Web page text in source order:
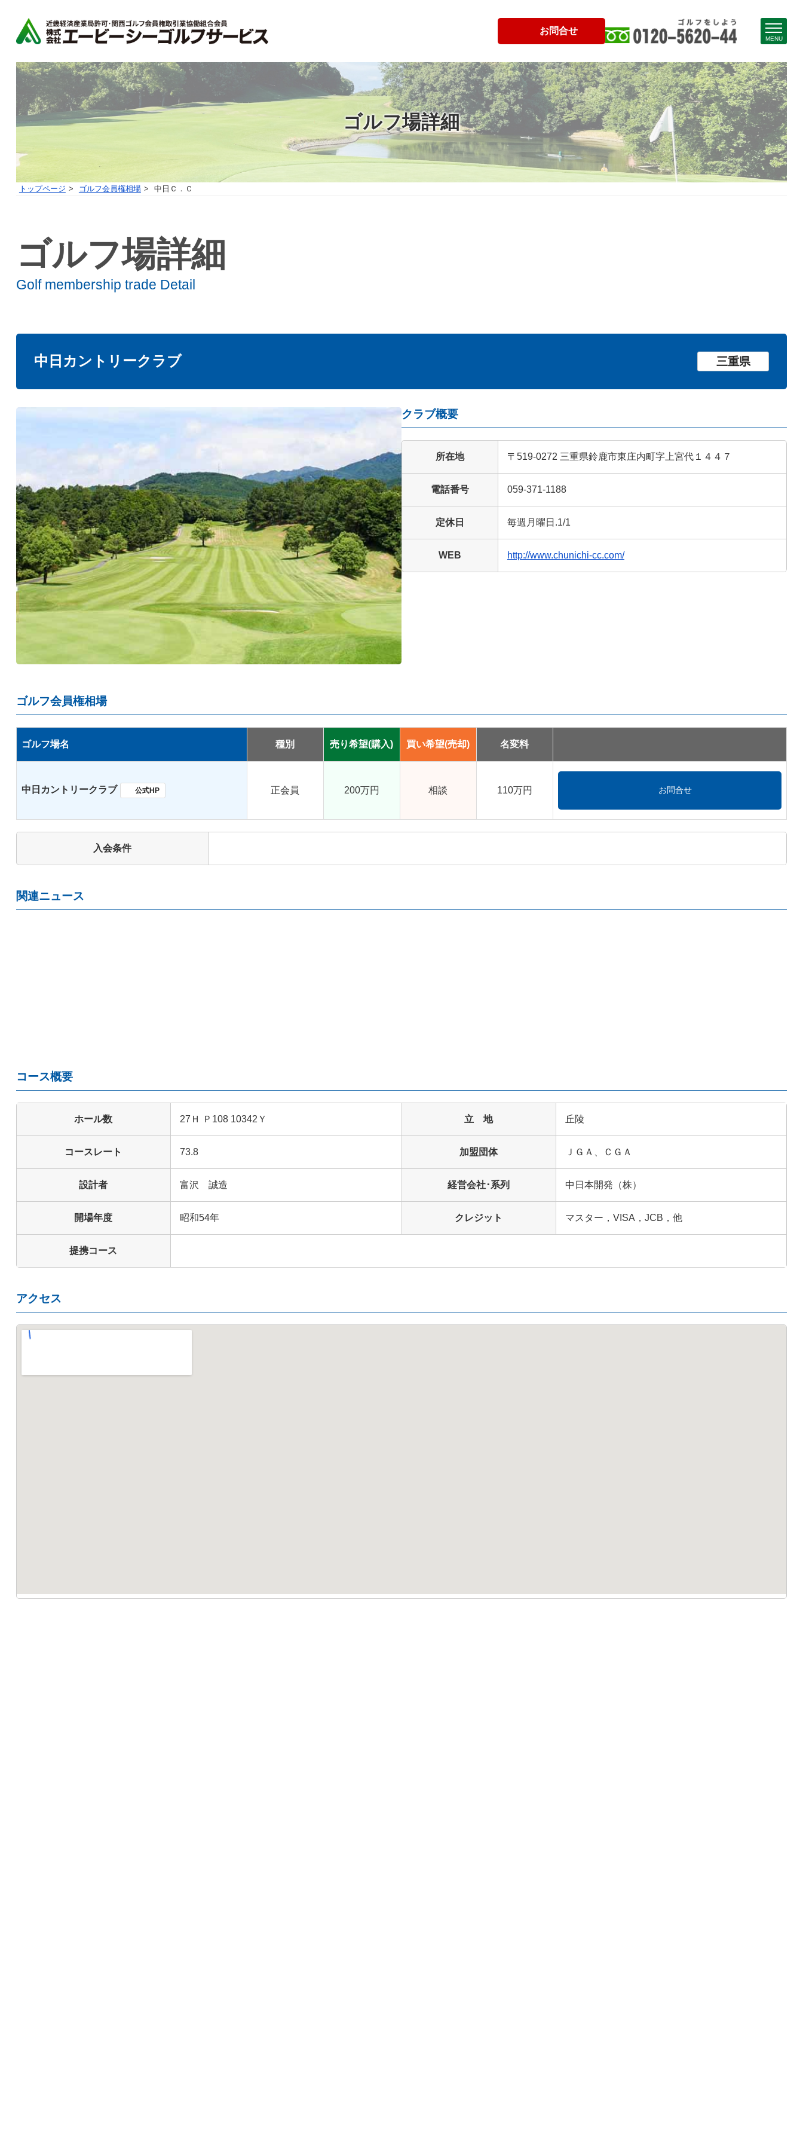
お問合せ
MENU
ゴルフ場詳細
トップページ ゴルフ会員権相場 中日Ｃ．Ｃ
ゴルフ場詳細
Golf membership trade Detail
中日カントリークラブ 三重県
クラブ概要
所在地 〒519-0272 三重県鈴鹿市東庄内町字上宮代１４４７
電話番号 059-371-1188
定休日 毎週月曜日.1/1
WEB http://www.chunichi-cc.com/
ゴルフ会員権相場
ゴルフ場名 種別 売り希望(購入) 買い希望(売却) 名変料
中日カントリークラブ 公式HP 正会員 200万円 相談 110万円 お問合せ
入会条件
関連ニュース
コース概要
ホール数 27Ｈ Ｐ108 10342Ｙ 立 地 丘陵
コースレート 73.8 加盟団体 ＪＧＡ、ＣＧＡ
設計者 富沢 誠造 経営会社･系列 中日本開発（株）
開場年度 昭和54年 クレジット マスター，VISA，JCB，他
提携コース
アクセス